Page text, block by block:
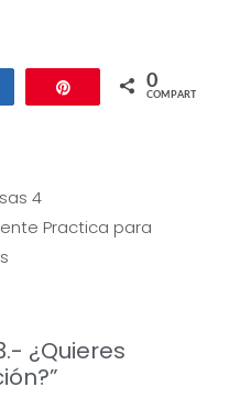
Compartir 0
COMPARTIR
4
Practica para
¿Quieres